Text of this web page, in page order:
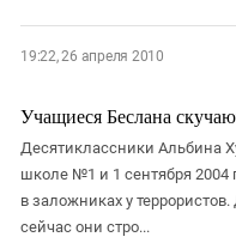
19:22, 26 апреля 2010
Учащиеся Беслана
Десятиклассники Альбина
школе №1 и 1 сентября 2004
в заложниках у
сейчас они стро...